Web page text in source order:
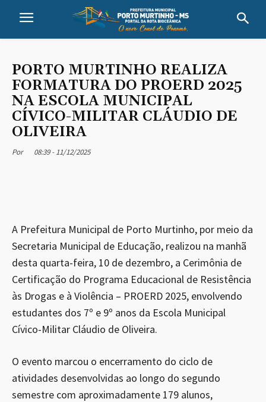
PORTO MURTINHO REALIZA
FORMATURA DO PROERD 2025
NA ESCOLA MUNICIPAL
CÍVICO-MILITAR CLÁUDIO DE
OLIVEIRA
Por 08:39 - 11/12/2025
A Prefeitura Municipal de Porto Murtinho, por meio da
Secretaria Municipal de Educação, realizou na manhã
desta quarta-feira, 10 de dezembro, a Cerimônia de
Certificação do Programa Educacional de Resistência
às Drogas e à Violência – PROERD 2025, envolvendo
estudantes dos 7º e 9º anos da Escola Municipal
Cívico-Militar Cláudio de Oliveira.
O evento marcou o encerramento do ciclo de
atividades desenvolvidas ao longo do segundo
semestre com aproximadamente 179 alunos,